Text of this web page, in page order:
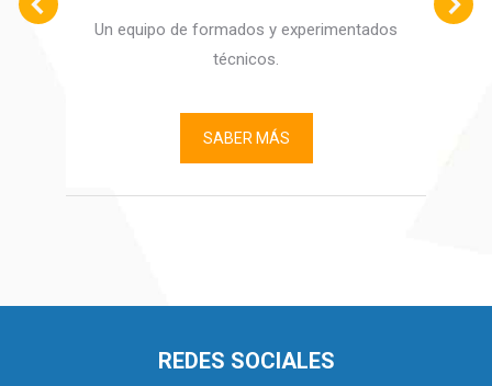
Un equipo de formados y experimentados
técnicos.
SABER MÁS
REDES SOCIALES